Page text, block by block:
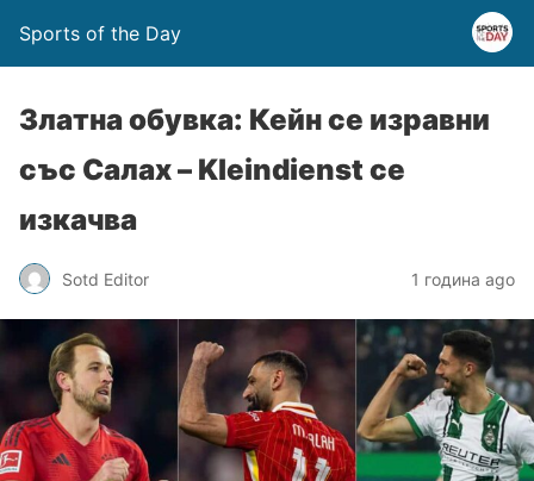
Sports of the Day
Златна обувка: Кейн се изравни
със Салах – Kleindienst се
изкачва
Sotd Editor 1 година ago